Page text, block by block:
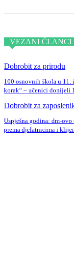
VEZANI ČLANCI
Dobrobit za prirodu
100 osnovnih škola u
korak“ – učenici donijeli
Dobrobit za
Uspješna godina: dm-
prema djelatnicima i